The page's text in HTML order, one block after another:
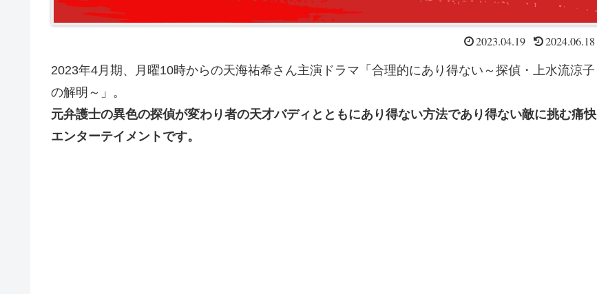
2023.04.19 2024.06.18
2023年4月期、月曜10時からの天海祐希さん主演ドラマ「合理的にあり得ない～探偵・上水流涼子
の解明～」。
元弁護士の異色の探偵が変わり者の天才バディとともにあり得ない方法であり得ない敵に挑む痛快
エンターテイメントです。